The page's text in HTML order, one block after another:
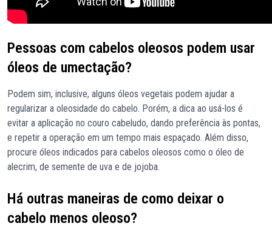
Pessoas com cabelos oleosos podem usar
óleos de umectação?
Podem sim, inclusive, alguns óleos vegetais podem ajudar a
regularizar a oleosidade do cabelo. Porém, a dica ao usá-los é
evitar a aplicação no couro cabeludo, dando preferência às pontas,
e repetir a operação em um tempo mais espaçado. Além disso,
procure óleos indicados para cabelos oleosos como o óleo de
alecrim, de semente de uva e de jojoba.
Há outras maneiras de como deixar o
cabelo menos oleoso?